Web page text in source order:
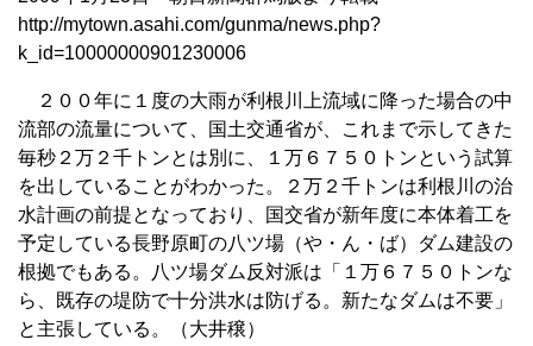
http://mytown.asahi.com/gunma/news.php?
k_id=10000000901230006
２００年に１度の大雨が利根川上流域に降った場合の中
流部の流量について、国土交通省が、これまで示してきた
毎秒２万２千トンとは別に、１万６７５０トンという試算
を出していることがわかった。２万２千トンは利根川の治
水計画の前提となっており、国交省が新年度に本体着工を
予定している長野原町の八ツ場（や・ん・ば）ダム建設の
根拠でもある。八ツ場ダム反対派は「１万６７５０トンな
ら、既存の堤防で十分洪水は防げる。新たなダムは不要」
と主張している。（大井穣）